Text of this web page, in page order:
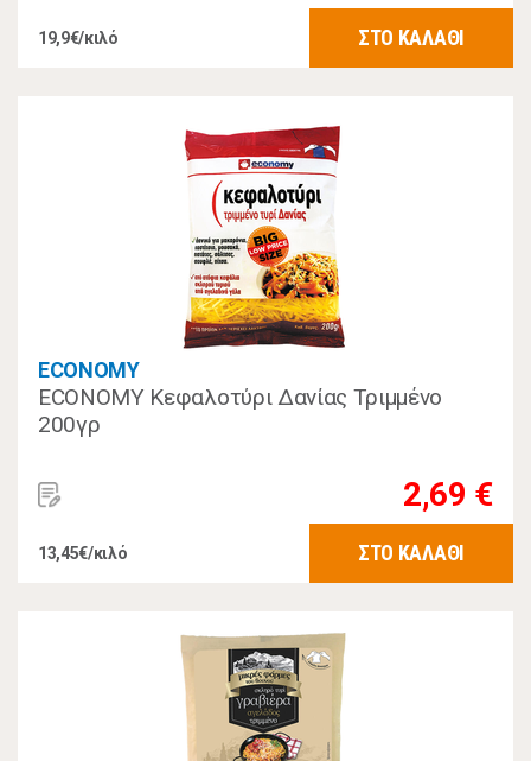
19,9€/κιλό ΣΤΟ ΚΑΛΑΘΙ
ECONOMY
ECONOMY Κεφαλοτύρι Δανίας Τριμμένο
200γρ
2,69 €
13,45€/κιλό ΣΤΟ ΚΑΛΑΘΙ